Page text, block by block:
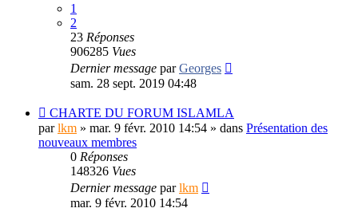
1
2
23 Réponses
906285 Vues
Dernier message parGeorges
sam. 28 sept. 2019 04:48
CHARTE DU FORUM ISLAMLA
parlkm » mar. 9 févr. 2010 14:54 » dans Présentation des
nouveaux membres
0 Réponses
148326 Vues
Dernier message parlkm
mar. 9 févr. 2010 14:54